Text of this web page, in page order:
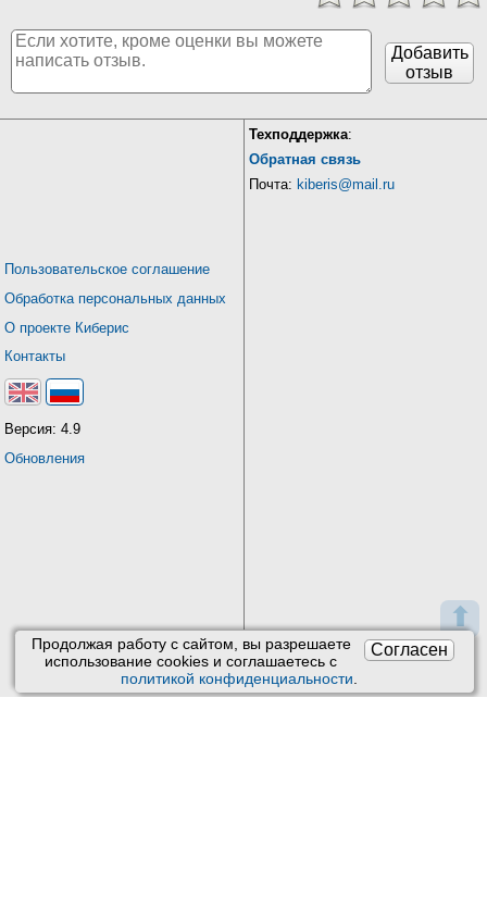
⬆
Согласен
Продолжая работу с сайтом, вы разрешаете
использование сookies и соглашаетесь с
политикой конфиденциальности.
Добавить
отзыв
Пользовательское соглашение
Обработка персональных данных
О проекте Киберис
Контакты
Версия: 4.9
Обновления
Техподдержка:
Обратная связь
Почта: kiberis@mail.ru